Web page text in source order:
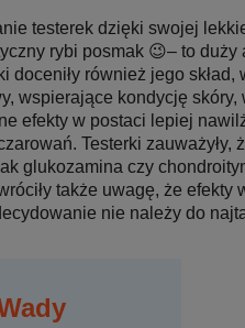
testerek dzięki swojej
rybi posmak 😉– to duży
również jego skład,
wspierające kondycję skóry,
efekty w postaci lepiej
Testerki zauważyły,
glukozamina czy
także uwagę, że efekty
nie należy do